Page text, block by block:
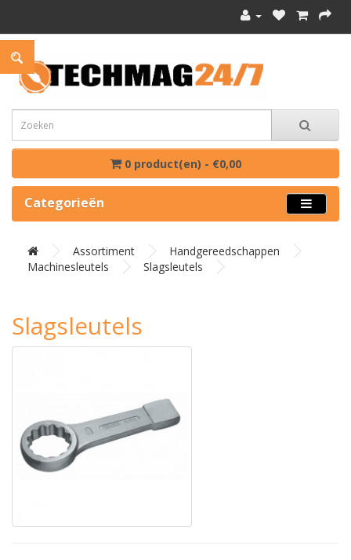
0 product(en) - €0,00
Categorieën
Assortiment
Handgereedschappen
Machinesleutels
Slagsleutels
Slagsleutels